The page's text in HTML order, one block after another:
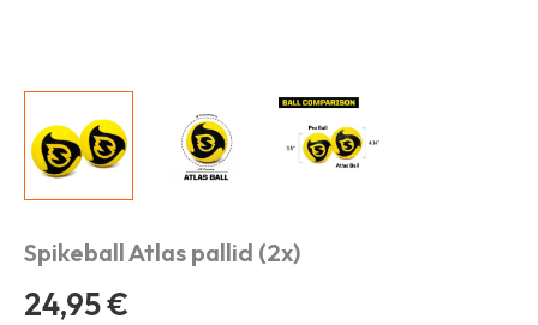
Spikeball Atlas pallid (2x)
24,95€